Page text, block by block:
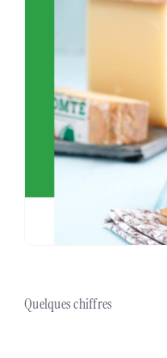
Quelques chiffres